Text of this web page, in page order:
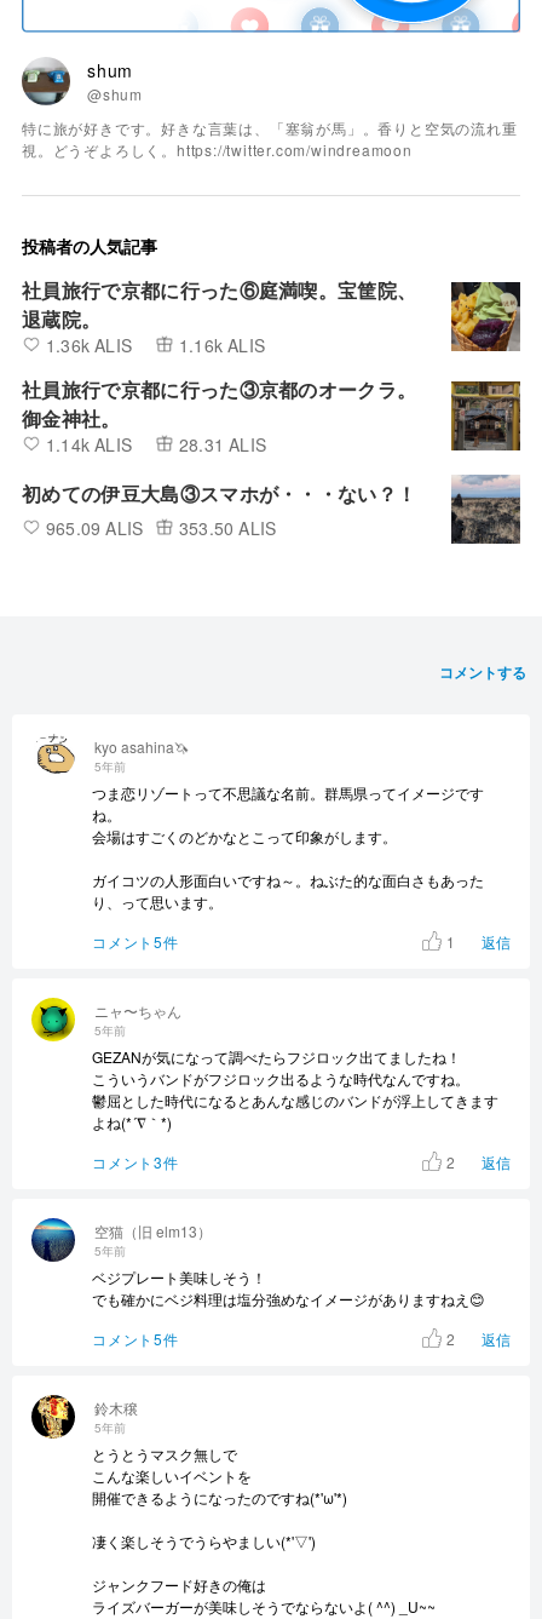
shum
@shum
特に旅が好きです。好きな言葉は、「塞翁が馬」。香りと空気の流れ重
視。どうぞよろしく。https://twitter.com/windreamoon
投稿者の人気記事
社員旅行で京都に行った⑥庭満喫。宝筐院、
退蔵院。
1.36k ALIS 1.16k ALIS
社員旅行で京都に行った③京都のオークラ。
御金神社。
1.14k ALIS 28.31 ALIS
初めての伊豆大島③スマホが・・・ない？！
965.09 ALIS 353.50 ALIS
コメントする
鈴木穣
5年前
とうとうマスク無しで
こんな楽しいイベントを
開催できるようになったのですね(*'ω'*)
凄く楽しそうでうらやましい(*'▽')
ジャンクフード好きの俺は
ライズバーガーが美味しそうでならないよ( ^^) _U~~
空猫（旧 elm13）
5年前
ベジプレート美味しそう！
でも確かにベジ料理は塩分強めなイメージがありますねえ😊
コメント5件
2 返信
ニャ〜ちゃん
5年前
GEZANが気になって調べたらフジロック出てましたね！
こういうバンドがフジロック出るような時代なんですね。
鬱屈とした時代になるとあんな感じのバンドが浮上してきます
よね(*´∇｀*)
コメント3件
2 返信
kyo asahina🦄
5年前
つま恋リゾートって不思議な名前。群馬県ってイメージです
ね。
会場はすごくのどかなとこって印象がします。
ガイコツの人形面白いですね～。ねぶた的な面白さもあった
り、って思います。
コメント5件
1 返信